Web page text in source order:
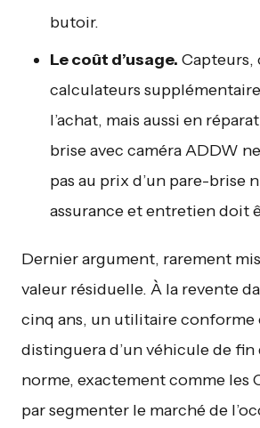
butoir.
Le coût d’usage. Capteurs,
calculateurs
l’achat, mais aussi en
brise avec caméra ADDW
pas au prix d’un pare-brise
assurance et entretien doit
Dernier argument, rarement
valeur résiduelle. À la revente
cinq ans, un utilitaire conforme
distinguera d’un véhicule de fin
norme, exactement comme les
par segmenter le marché de